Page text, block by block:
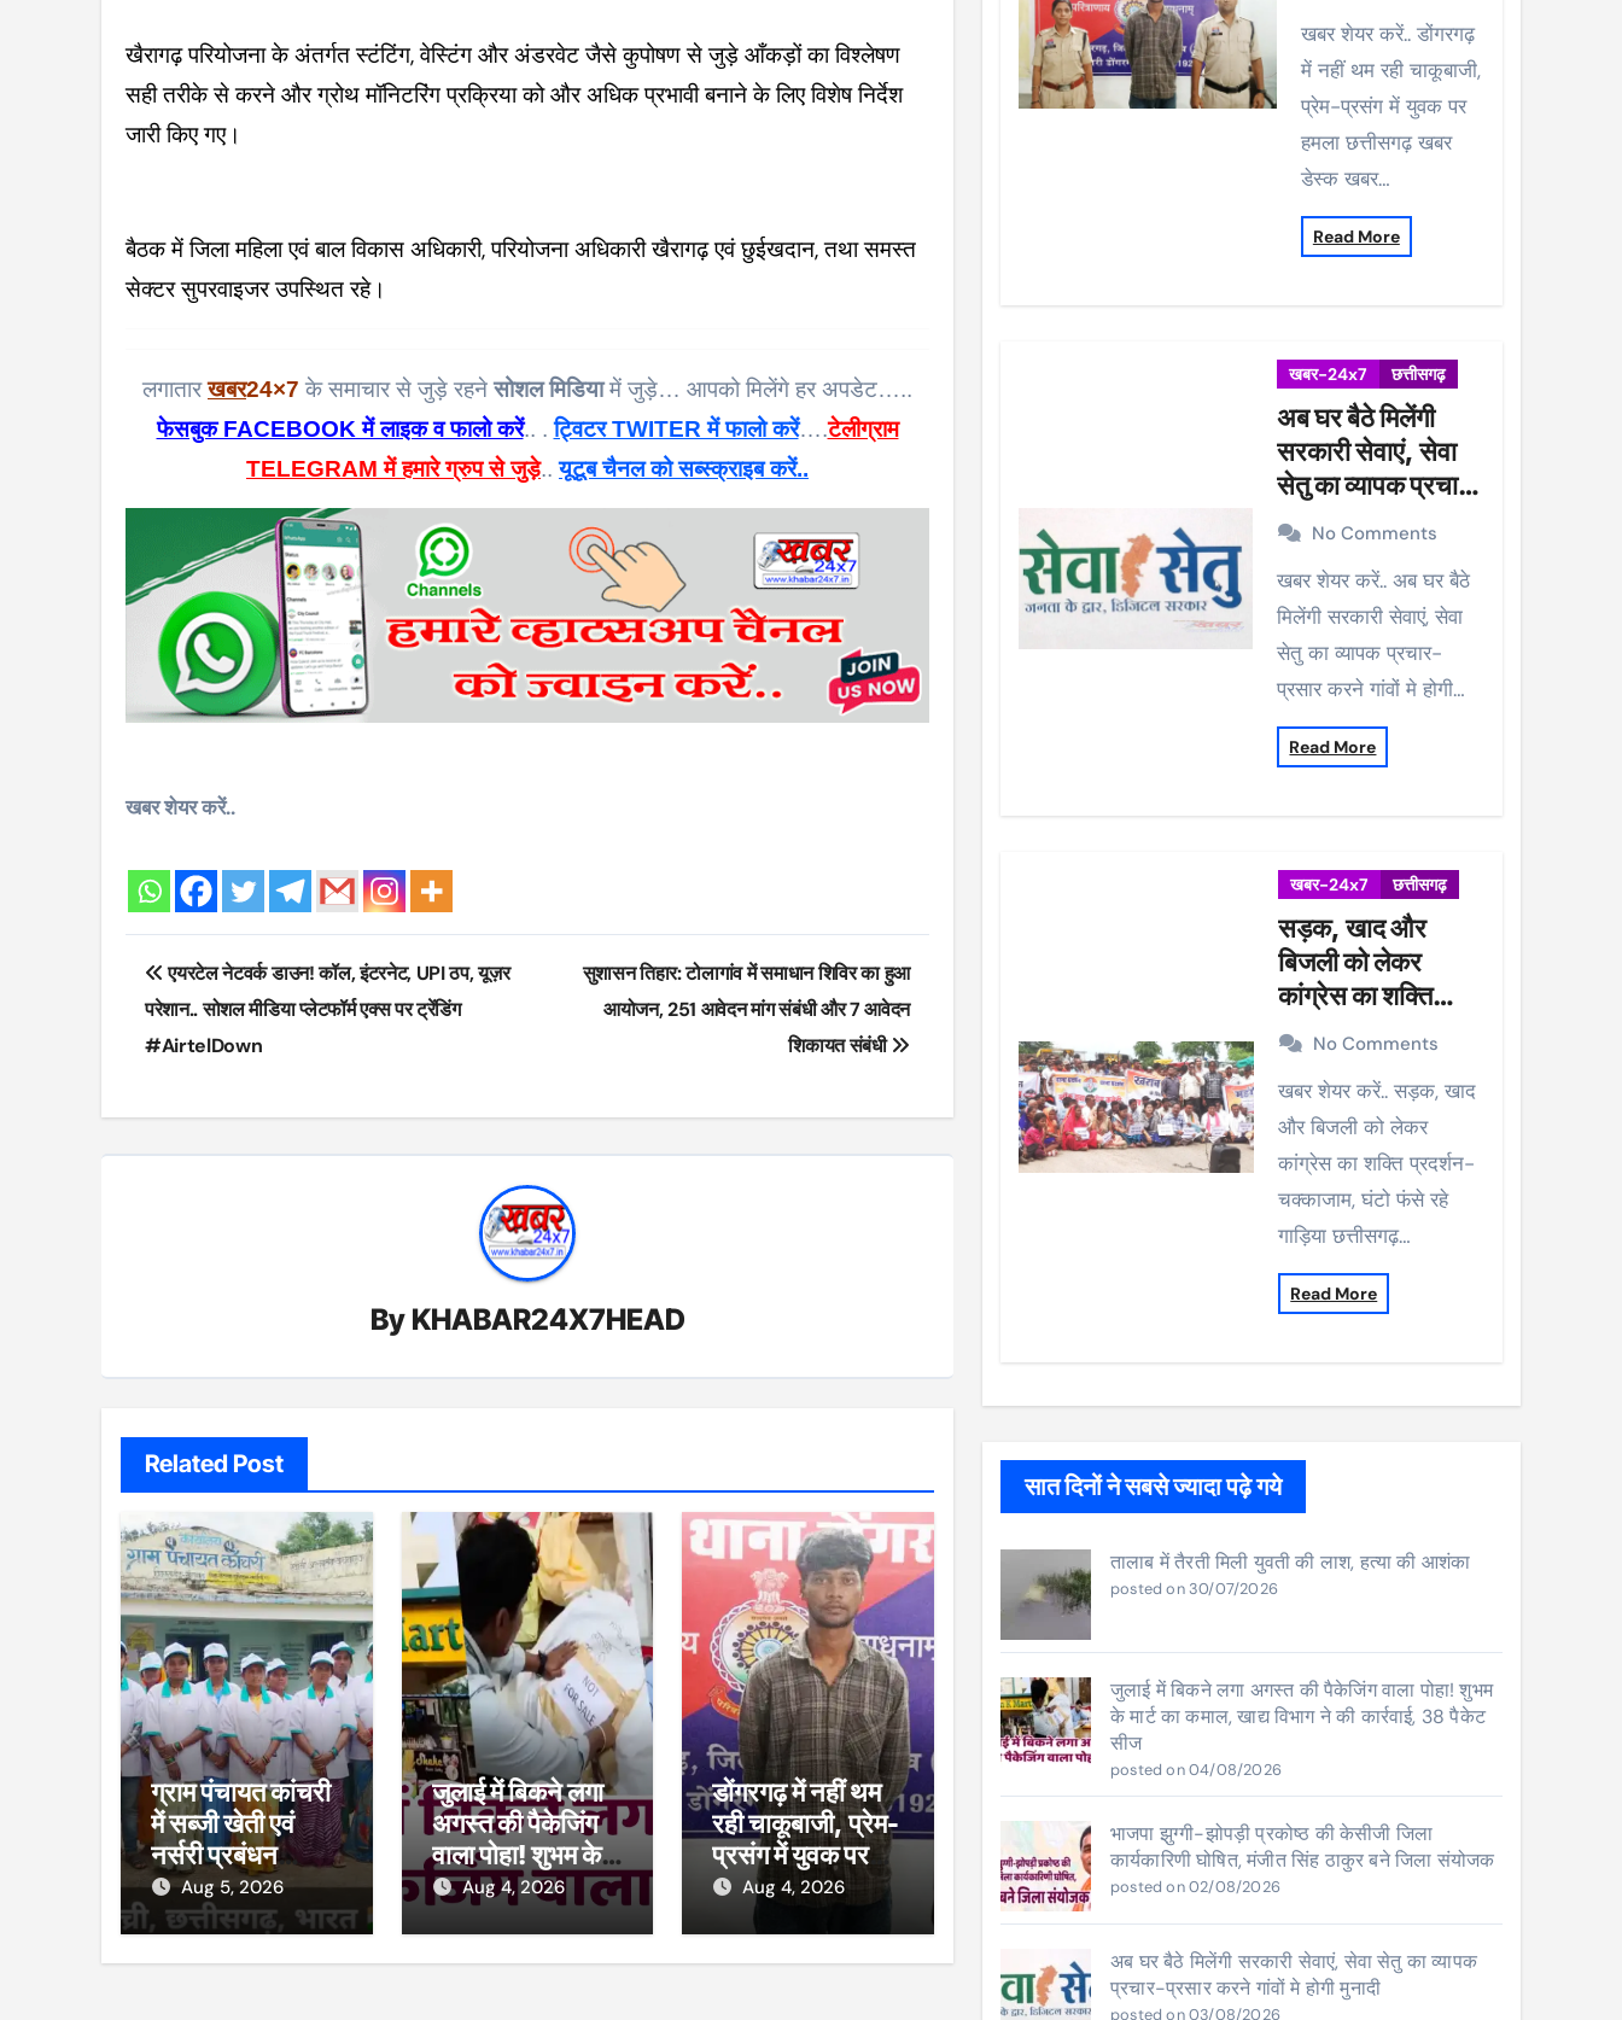
खैरागढ़ परियोजना के अंतर्गत स्टंटिंग, वेस्टिंग और अंडरवेट जैसे कुपोषण से जुड़े आँकड़ों का विश्लेषण
सही तरीके से करने और ग्रोथ मॉनिटरिंग प्रक्रिया को और अधिक प्रभावी बनाने के लिए विशेष निर्देश
जारी किए गए।
बैठक में जिला महिला एवं बाल विकास अधिकारी, परियोजना अधिकारी खैरागढ़ एवं छुईखदान, तथा समस्त
सेक्टर सुपरवाइजर उपस्थित रहे।
लगातारखबर24×7 के समाचार से जुड़े रहनेसोशल मिडियामें जुड़े… आपको मिलेंगे हर अपडेट…..
फेसबुक FACEBOOK में लाइक व फालो करें.. .ट्विटर TWITER में फालो करें….टेलीग्राम
TELEGRAM में हमारे ग्रुप से जुड़े..यूटूब चैनल को सब्स्क्राइब करें..
खबर शेयर करें..
Post
navigation
एयरटेल नेटवर्क डाउन! कॉल, इंटरनेट, UPI ठप, यूज़र
परेशान.. सोशल मीडिया प्लेटफॉर्म एक्स पर ट्रेंडिंग
#AirtelDown
सुशासन तिहार: टोलागांव में समाधान शिविर का हुआ
आयोजन, 251 आवेदन मांग संबंधी और 7 आवेदन
शिकायत संबंधी
By KHABAR24X7HEAD
Related Post
ग्राम पंचायत कांचरी
में सब्जी खेती एवं
नर्सरी प्रबंधन
प्रशिक्षण का शुभारंभ
Aug 5, 2026
जुलाई में बिकने लगा
अगस्त की पैकेजिंग
वाला पोहा! शुभम के
मार्ट का कमाल, खाद्य
Aug 4, 2026
डोंगरगढ़ में नहीं थम
रही चाकूबाजी, प्रेम-
प्रसंग में युवक पर
हमलाAug 4, 2026
खबर शेयर करें.. डोंगरगढ़
में नहीं थम रही चाकूबाजी,
प्रेम-प्रसंग में युवक पर
हमला छत्तीसगढ़ खबर
डेस्क खबर…
Read More
खबर-24x7 छत्तीसगढ़
अब घर बैठे मिलेंगी
सरकारी सेवाएं, सेवा
सेतु का व्यापक प्रचार-
प्रसार करने गांवों मे
होगी मुनादी
No Comments
खबर शेयर करें.. अब घर बैठे
मिलेंगी सरकारी सेवाएं, सेवा
सेतु का व्यापक प्रचार-
प्रसार करने गांवों मे होगी…
Read More
खबर-24x7 छत्तीसगढ़
सड़क, खाद और
बिजली को लेकर
कांग्रेस का शक्ति
प्रदर्शन-चक्काजाम,
घंटो फंसे रहे गाड़िया
No Comments
खबर शेयर करें.. सड़क, खाद
और बिजली को लेकर
कांग्रेस का शक्ति प्रदर्शन-
चक्काजाम, घंटो फंसे रहे
गाड़िया छत्तीसगढ़…
Read More
सात दिनों ने सबसे ज्यादा पढ़े गये
तालाब में तैरती मिली युवती की लाश, हत्या की आशंका
posted on 30/07/2026
जुलाई में बिकने लगा अगस्त की पैकेजिंग वाला पोहा! शुभम
के मार्ट का कमाल, खाद्य विभाग ने की कार्रवाई, 38 पैकेट
सीज
posted on 04/08/2026
भाजपा झुग्गी-झोपड़ी प्रकोष्ठ की केसीजी जिला
कार्यकारिणी घोषित, मंजीत सिंह ठाकुर बने जिला संयोजक
posted on 02/08/2026
अब घर बैठे मिलेंगी सरकारी सेवाएं, सेवा सेतु का व्यापक
प्रचार-प्रसार करने गांवों मे होगी मुनादी
posted on 03/08/2026